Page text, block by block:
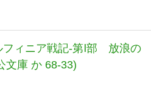
フィニア戦記-第Ⅰ部 放浪の
文庫 か 68-33)